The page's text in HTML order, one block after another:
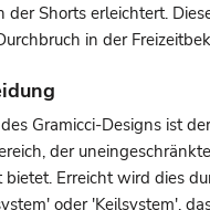
der Shorts erleichtert.
in der
Gramicci-Designs ist
der uneingeschränkte
Erreicht wird dies
oder 'Keilsystem',